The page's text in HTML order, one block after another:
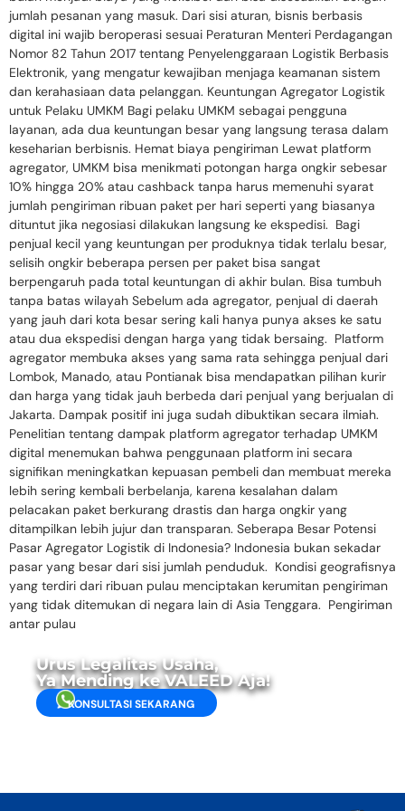
jumlah pesanan yang masuk. Dari sisi aturan, bisnis berbasis
digital ini wajib beroperasi sesuai Peraturan Menteri Perdagangan
Nomor 82 Tahun 2017 tentang Penyelenggaraan Logistik Berbasis
Elektronik, yang mengatur kewajiban menjaga keamanan sistem
dan kerahasiaan data pelanggan. Keuntungan Agregator Logistik
untuk Pelaku UMKM Bagi pelaku UMKM sebagai pengguna
layanan, ada dua keuntungan besar yang langsung terasa dalam
keseharian berbisnis. Hemat biaya pengiriman Lewat platform
agregator, UMKM bisa menikmati potongan harga ongkir sebesar
10% hingga 20% atau cashback tanpa harus memenuhi syarat
jumlah pengiriman ribuan paket per hari seperti yang biasanya
dituntut jika negosiasi dilakukan langsung ke ekspedisi. Bagi
penjual kecil yang keuntungan per produknya tidak terlalu besar,
selisih ongkir beberapa persen per paket bisa sangat
berpengaruh pada total keuntungan di akhir bulan. Bisa tumbuh
tanpa batas wilayah Sebelum ada agregator, penjual di daerah
yang jauh dari kota besar sering kali hanya punya akses ke satu
atau dua ekspedisi dengan harga yang tidak bersaing. Platform
agregator membuka akses yang sama rata sehingga penjual dari
Lombok, Manado, atau Pontianak bisa mendapatkan pilihan kurir
dan harga yang tidak jauh berbeda dari penjual yang berjualan di
Jakarta. Dampak positif ini juga sudah dibuktikan secara ilmiah.
Penelitian tentang dampak platform agregator terhadap UMKM
digital menemukan bahwa penggunaan platform ini secara
signifikan meningkatkan kepuasan pembeli dan membuat mereka
lebih sering kembali berbelanja, karena kesalahan dalam
pelacakan paket berkurang drastis dan harga ongkir yang
ditampilkan lebih jujur dan transparan. Seberapa Besar Potensi
Pasar Agregator Logistik di Indonesia? Indonesia bukan sekadar
pasar yang besar dari sisi jumlah penduduk. Kondisi geografisnya
yang terdiri dari ribuan pulau menciptakan kerumitan pengiriman
yang tidak ditemukan di negara lain di Asia Tenggara. Pengiriman
antar pulau
Urus Legalitas Usaha,
Ya Mending ke VALEED Aja!
KONSULTASI SEKARANG